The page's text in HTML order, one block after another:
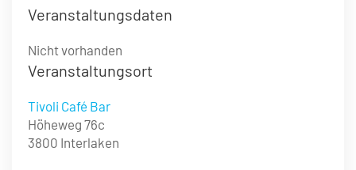
Veranstaltungsdaten
Nicht vorhanden
Veranstaltungsort
Tivoli Café Bar
Höheweg 76c
3800 Interlaken